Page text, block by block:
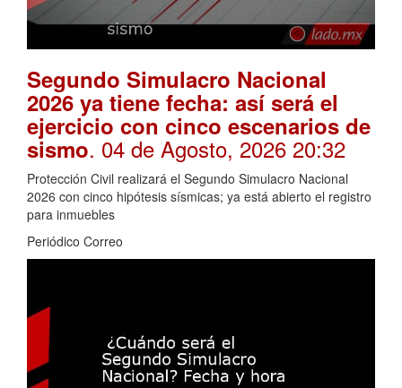
Segundo Simulacro Nacional
2026 ya tiene fecha: así será el
ejercicio con cinco escenarios de
sismo. 04 de Agosto, 2026 20:32
Protección Civil realizará el Segundo Simulacro Nacional
2026 con cinco hipótesis sísmicas; ya está abierto el registro
para inmuebles
Periódico Correo